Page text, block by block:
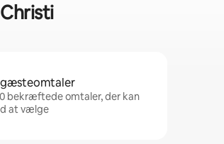
bekræftede omtaler, der kan
at vælge